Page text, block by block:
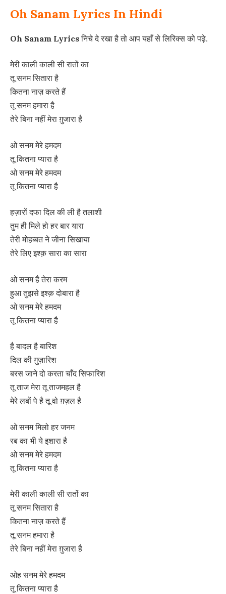
Oh Sanam Lyrics In Hindi
Oh Sanam Lyricsनिचे दे रखा है तो आप यहाँ से लिरिक्स को पढ़े.
मेरी काली काली सी रातों का
तू सनम सितारा है
कितना नाज़ करते हैं
तू सनम हमारा है
तेरे बिना नहीं मेरा ग़ुजारा है
ओ सनम मेरे हमदम
तू कितना प्यारा है
ओ सनम मेरे हमदम
तू कितना प्यारा है
हज़ारों दफा दिल की ली है तलाशी
तुम ही मिले हो हर बार यारा
तेरी मोहब्बत ने जीना सिखाया
तेरे लिए इश्क़ सारा का सारा
ओ सनम है तेरा करम
हुआ तुझसे इश्क़ दोबारा है
ओ सनम मेरे हमदम
तू कितना प्यारा है
है बादल है बारिश
दिल की ग़ुज़ारिश
बरस जाने दो करता चाँद सिफारिश
तू ताज मेरा तू ताजमहल है
मेरे लबों पे है तू वो ग़ज़ल है
ओ सनम मिलो हर जनम
रब का भी ये इशारा है
ओ सनम मेरे हमदम
तू कितना प्यारा है
मेरी काली काली सी रातों का
तू सनम सितारा है
कितना नाज़ करते हैं
तू सनम हमारा है
तेरे बिना नहीं मेरा ग़ुजारा है
ओह सनम मेरे हमदम
तू कितना प्यारा है